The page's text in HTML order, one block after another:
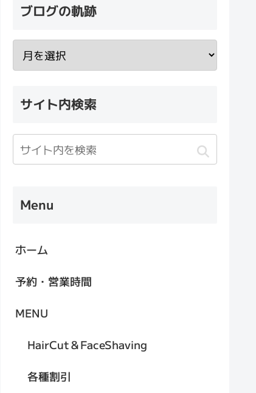
ブログの軌跡
サイト内検索
Menu
ホーム
予約・営業時間
MENU
HairCut＆FaceShaving
各種割引